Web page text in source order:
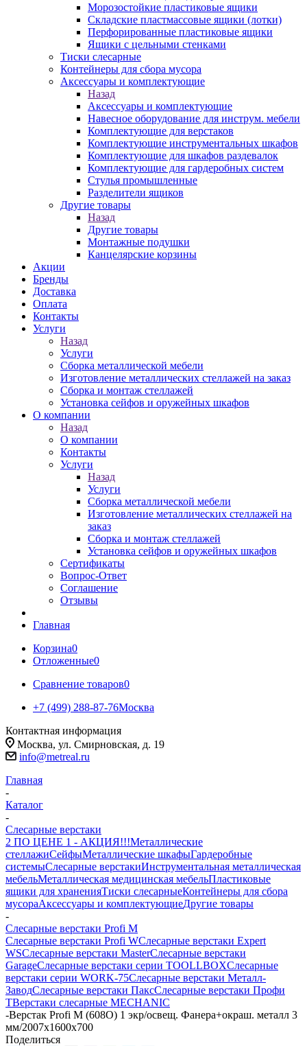
Морозостойкие пластиковые ящики
Складские пластмассовые ящики (лотки)
Перфорированные пластиковые ящики
Ящики с цельными стенками
Тиски слесарные
Контейнеры для сбора мусора
Аксессуары и комплектующие
Назад
Аксессуары и комплектующие
Навесное оборудование для инструм. мебели
Комплектующие для верстаков
Комплектующие инструментальных шкафов
Комплектующие для шкафов раздевалок
Комплектующие для гардеробных систем
Стулья промышленные
Разделители ящиков
Другие товары
Назад
Другие товары
Монтажные подушки
Канцелярские корзины
Акции
Бренды
Доставка
Оплата
Контакты
Услуги
Назад
Услуги
Сборка металлической мебели
Изготовление металлических стеллажей на заказ
Сборка и монтаж стеллажей
Установка сейфов и оружейных шкафов
О компании
Назад
О компании
Контакты
Услуги
Назад
Услуги
Сборка металлической мебели
Изготовление металлических стеллажей на
заказ
Сборка и монтаж стеллажей
Установка сейфов и оружейных шкафов
Сертификаты
Вопрос-Ответ
Соглашение
Отзывы
Главная
Корзина0
Отложенные0
Сравнение товаров0
+7 (499) 288-87-76Москва
Контактная информация
Москва, ул. Смирновская, д. 19
info@metreal.ru
Главная
-
Каталог
-
Слесарные верстаки
2 ПО ЦЕНЕ 1 - АКЦИЯ!!!Металлические
стеллажиСейфыМеталлические шкафыГардеробные
системыСлесарные верстакиИнструментальная металлическая
мебельМеталлическая медицинская мебельПластиковые
ящики для храненияТиски слесарныеКонтейнеры для сбора
мусораАксессуары и комплектующиеДругие товары
-
Слесарные верстаки Profi M
Слесарные верстаки Profi WСлесарные верстаки Expert
WSСлесарные верстаки MasterСлесарные верстаки
GarageСлесарные верстаки серии TOOLLBOXСлесарные
верстаки серии WORK-75Слесарные верстаки Металл-
ЗаводСлесарные верстаки ПаксСлесарные верстаки Профи
ТВерстаки слесарные MECHANIC
-Верстак Profi M (608О) 1 экр/освещ. Фанера+окраш. металл 3
мм/2007x1600x700
Поделиться